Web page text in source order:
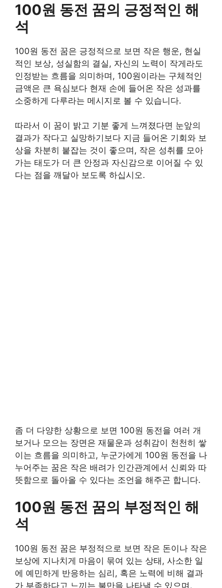
100원 동전 꿈의 긍정적인 해
석
100원 동전 꿈은 긍정적으로 보면 작은 행운, 현실
적인 보상, 성실함의 결실, 자신의 노력이 작게라도
인정받는 흐름을 의미하며, 100원이라는 구체적인
금액은 큰 욕심보다 현재 손에 들어온 작은 성과를
소중하게 다루라는 메시지로 볼 수 있습니다.
따라서 이 꿈이 밝고 기분 좋게 느껴졌다면 눈앞의
결과가 작다고 실망하기보다 지금 들어온 기회와 보
상을 차분히 붙잡는 것이 좋으며, 작은 성취를 모아
가는 태도가 더 큰 안정과 자신감으로 이어질 수 있
다는 점을 깨달아 보도록 하십시오.
좀 더 다양한 상황으로 보면 100원 동전을 여러 개
보거나 모으는 장면은 재물운과 성취감이 천천히 쌓
이는 흐름을 의미하고, 누군가에게 100원 동전을 나
누어주는 꿈은 작은 배려가 인간관계에서 신뢰와 따
뜻함으로 돌아올 수 있다는 조언을 해주곤 합니다.
100원 동전 꿈의 부정적인 해
석
100원 동전 꿈은 부정적으로 보면 작은 돈이나 작은
보상에 지나치게 마음이 묶여 있는 상태, 사소한 일
에 예민하게 반응하는 심리, 혹은 노력에 비해 결과
가 부족하다고 느끼는 불만을 나타낼 수 있으며,